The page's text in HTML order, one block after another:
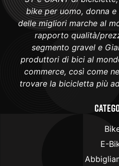
bike per uomo, donna e
delle migliori marche al
rapporto qualità/
segmento gravel e
produttori di bici al
commerce, così come
trovare la bicicletta più
E-